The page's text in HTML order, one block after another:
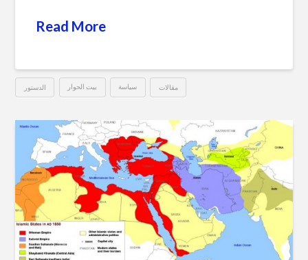
Read More
الدستور بيت الحوار سياسة مقالات
دُبِّر
بليل
..
لماذا
أرفض